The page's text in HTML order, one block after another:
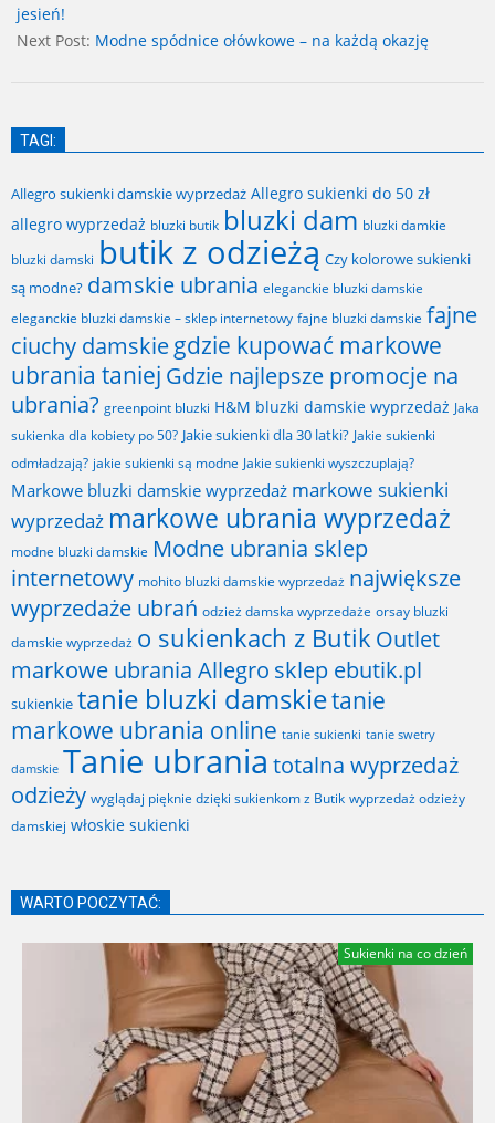
03
jesień!
Next Post: Modne spódnice ołówkowe – na każdą okazję
TAGI:
Allegro sukienki damskie wyprzedaż Allegro sukienki do 50 zł
allegro wyprzedaż bluzki butik bluzki dam bluzki damkie
bluzki damski butik z odzieżą Czy kolorowe sukienki
są modne? damskie ubrania eleganckie bluzki damskie
eleganckie bluzki damskie – sklep internetowy fajne bluzki damskie fajne
ciuchy damskiegdzie kupować markowe
ubrania taniej Gdzie najlepsze promocje na
ubrania? greenpoint bluzki H&M bluzki damskie wyprzedaż Jaka
sukienka dla kobiety po 50? Jakie sukienki dla 30 latki? Jakie sukienki
odmładzają? jakie sukienki są modne Jakie sukienki wyszczuplają?
Markowe bluzki damskie wyprzedaż markowe sukienki
wyprzedaż markowe ubrania wyprzedaż
modne bluzki damskie Modne ubrania sklep
internetowy mohito bluzki damskie wyprzedaż największe
wyprzedaże ubrań odzież damska wyprzedaże orsay bluzki
damskie wyprzedaż o sukienkach z Butik Outlet
markowe ubrania Allegro sklep ebutik.pl
sukienkie tanie bluzki damskietanie
markowe ubrania online tanie sukienki tanie swetry
damskie Tanie ubrania totalna wyprzedaż
odzieży wyglądaj pięknie dzięki sukienkom z Butik wyprzedaż odzieży
damskiej włoskie sukienki
WARTO POCZYTAĆ:
Sukienki na co dzień